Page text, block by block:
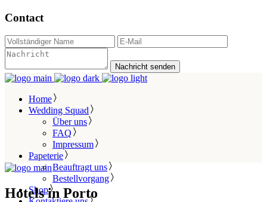
Contact
Nachricht senden
Home
Wedding Squad
Über uns
FAQ
Impressum
Papeterie
Beauftragt uns
Bestellvorgang
Shop
Hotels in Porto